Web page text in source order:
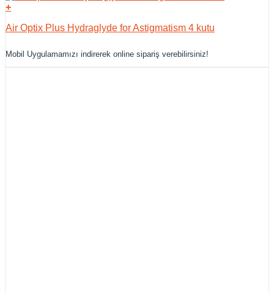
+
Air Optix Plus Hydraglyde for Astigmatism 4 kutu
Mobil Uygulamamızı indirerek online sipariş verebilirsiniz!